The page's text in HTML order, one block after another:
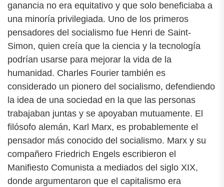
ganancia no era equitativo y que solo beneficiaba a
una minoría privilegiada. Uno de los primeros
pensadores del socialismo fue Henri de Saint-
Simon, quien creía que la ciencia y la tecnología
podrían usarse para mejorar la vida de la
humanidad. Charles Fourier también es
considerado un pionero del socialismo, defendiendo
la idea de una sociedad en la que las personas
trabajaban juntas y se apoyaban mutuamente. El
filósofo alemán, Karl Marx, es probablemente el
pensador más conocido del socialismo. Marx y su
compañero Friedrich Engels escribieron el
Manifiesto Comunista a mediados del siglo XIX,
donde argumentaron que el capitalismo era